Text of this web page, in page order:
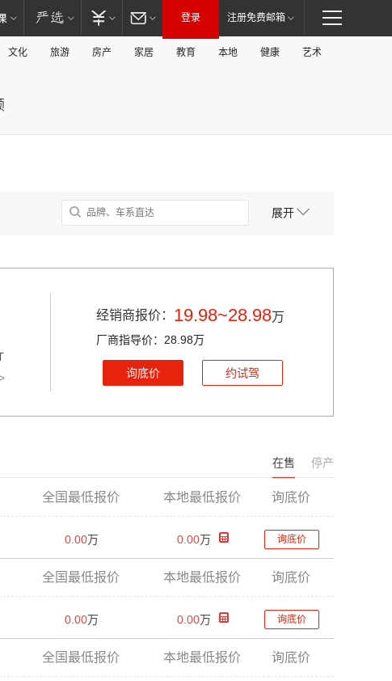
登录 注册免费邮箱
文化 旅游 房产 家居 教育 本地 健康 艺术
展开
经销商报价： 19.98~28.98万
厂商指导价：28.98万
询底价 约试驾
在售 停产
全国最低报价 本地最低报价 询底价
0.00万 0.00万 询底价
全国最低报价 本地最低报价 询底价
0.00万 0.00万 询底价
全国最低报价 本地最低报价 询底价